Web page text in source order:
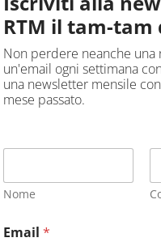
RTM il tam-tam
Non perdere neanche una
un'email ogni settimana
una newsletter mensile
mese passato.
Nome
Email *